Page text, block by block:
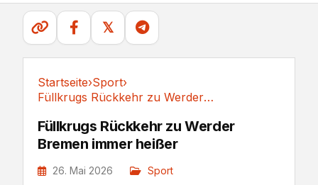
𝕏
Startseite›Sport›
Füllkrugs Rückkehr zu Werder Bremen immer heißer
Füllkrugs Rückkehr zu Werder
Bremen immer heißer
26. Mai 2026 Sport